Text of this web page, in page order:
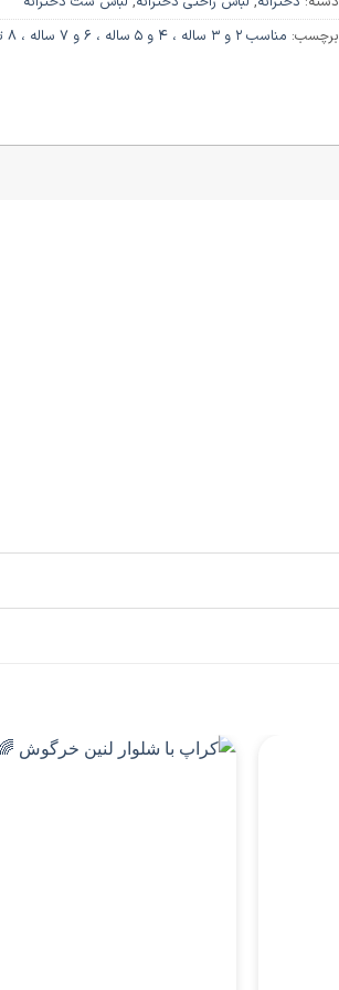
برچسب: مناسب ۲ و ۳ ساله ، ۴ و ۵ ساله ، ۶ و ۷ ساله ، ۸ تا ۹ ساله